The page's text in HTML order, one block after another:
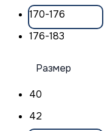
170-176
176-183
Размер
40
42